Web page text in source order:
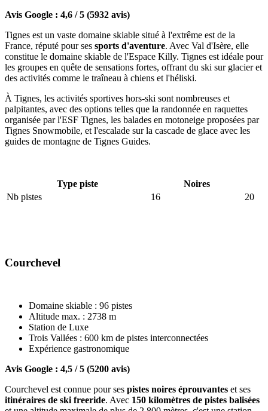
Avis Google : 4,6 / 5 (5932 avis)
Tignes est un vaste domaine skiable situé à l'extrême est de la
France, réputé pour ses sports d'aventure. Avec Val d'Isère, elle
constitue le domaine skiable de l'Espace Killy. Tignes est idéale pour
les groupes en quête de sensations fortes, offrant du ski sur glacier et
des activités comme le traîneau à chiens et l'héliski.
À Tignes, les activités sportives hors-ski sont nombreuses et
palpitantes, avec des options telles que la randonnée en raquettes
organisée par l'ESF Tignes, les balades en motoneige proposées par
Tignes Snowmobile, et l'escalade sur la cascade de glace avec les
guides de montagne de Tignes Guides.
Type piste
Noires
Nb pistes
16 20
Courchevel
Domaine skiable : 96 pistes
Altitude max. : 2738 m
Station de Luxe
Trois Vallées : 600 km de pistes interconnectées
Expérience gastronomique
Avis Google : 4,5 / 5 (5200 avis)
Courchevel est connue pour ses pistes noires éprouvantes et ses
itinéraires de ski freeride. Avec 150 kilomètres de pistes balisées